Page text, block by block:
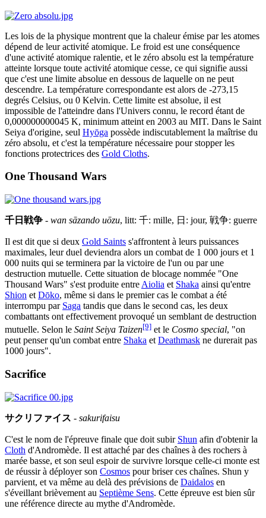
Les lois de la physique montrent que la chaleur émise par les atomes
dépend de leur activité atomique. Le froid est une conséquence
d'une activité atomique ralentie, et le zéro absolu est la température
atteinte lorsque toute activité atomique cesse, ce qui signifie aussi
que c'est une limite absolue en dessous de laquelle on ne peut
descendre. La température correspondante est alors de -273,15
degrés Celsius, ou 0 Kelvin. Cette limite est absolue, il est
impossible de l'atteindre dans l'Univers connu, le record étant de
0,000000000045 K, minimum atteint en 2003 au MIT. Dans le Saint
Seiya d'origine, seul Hyōga possède indiscutablement la maîtrise du
zéro absolu, et c'est la température nécessaire pour stopper les
fonctions protectrices des Gold Cloths.
One Thousand Wars
千日戦争 - wan sāzando uōzu, litt: 千: mille, 日: jour, 戦争: guerre
Il est dit que si deux Gold Saints s'affrontent à leurs puissances
maximales, leur duel deviendra alors un combat de 1 000 jours et 1
000 nuits qui se terminera par la victoire de l'un ou par une
destruction mutuelle. Cette situation de blocage nommée "One
Thousand Wars" s'est produite entre Aiolia et Shaka ainsi qu'entre
Shion et Dōko, même si dans le premier cas le combat a été
interrompu par Saga tandis que dans le second cas, les deux
combattants ont effectivement provoqué un semblant de destruction
mutuelle. Selon le Saint Seiya Taizen[9] et le Cosmo special, "on
peut penser qu'un combat entre Shaka et Deathmask ne durerait pas
1000 jours".
Sacrifice
サクリファイス - sakurifaisu
C'est le nom de l'épreuve finale que doit subir Shun afin d'obtenir la
Cloth d'Andromède. Il est attaché par des chaînes à des rochers à
marée basse, et son seul espoir de survivre lorsque celle-ci monte est
de réussir à déployer son Cosmos pour briser ces chaînes. Shun y
parvient, et va même au delà des prévisions de Daidalos en
s'éveillant brièvement au Septième Sens. Cette épreuve est bien sûr
une référence directe au mythe d'Andromède.